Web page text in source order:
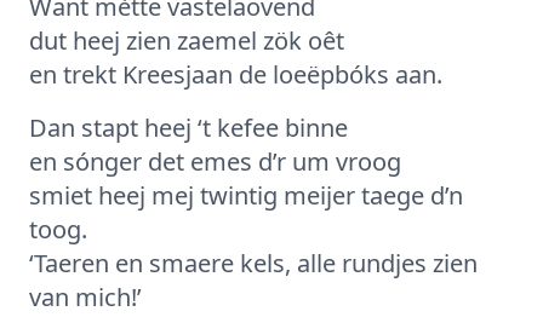
Want mètte vastelaovend
dut heej zien zaemel zök oêt
en trekt Kreesjaan de loeëpbóks aan.
Dan stapt heej ‘t kefee binne
en sónger det emes d’r um vroog
smiet heej mej twintig meijer taege d’n
toog.
‘Taeren en smaere kels, alle rundjes zien
van mich!’